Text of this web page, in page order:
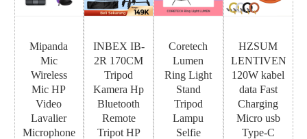
Mipanda
Mic
Wireless
Mic HP
Video
Lavalier
Microphone
INBEX IB-
2R 170CM
Tripod
Kamera Hp
Bluetooth
Remote
Tripot HP
Coretech
Lumen
Ring Light
Stand
Tripod
Lampu
Selfie
HZSUM
LENTIVEN
120W kabel
data Fast
Charging
Micro usb
Type-C